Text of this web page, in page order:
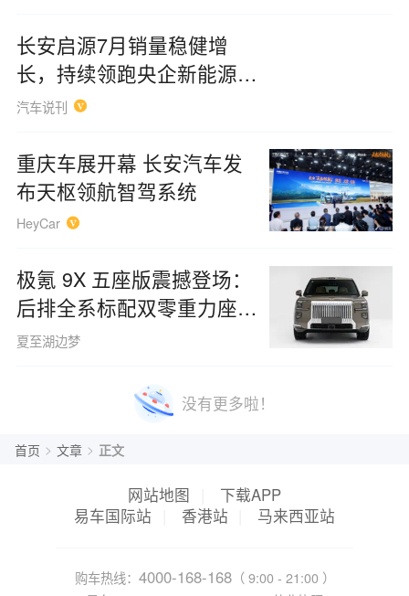
长安启源7月销量稳健增
长，持续领跑央企新能源阵
营
汽车说刊
重庆车展开幕 长安汽车发
布天枢领航智驾系统
HeyCar
极氪 9X 五座版震撼登场：
后排全系标配双零重力座
椅，大五座还是大四座由你
夏至湖边梦
没有更多啦！
首页 > 文章 > 正文
网站地图
下载APP
易车国际站
香港站 马来西亚站
购车热线： 4000-168-168（ 9:00 - 21:00 ）